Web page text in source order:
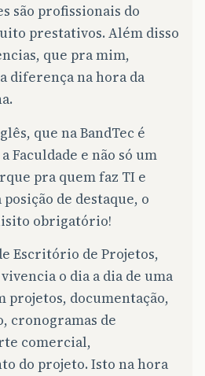
são profissionais do
prestativos. Além disso
que pra mim,
diferença na hora da
que na BandTec é
Faculdade e não só um
pra quem faz TI e
de destaque, o
obrigatório!
Escritório de Projetos,
o dia a dia de uma
projetos, documentação,
cronogramas de
comercial,
do projeto. Isto na hora